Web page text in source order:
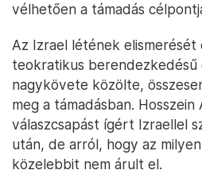
vélhetően a támadás
Az Izrael létének elismerését
teokratikus berendezkedésű
nagykövete közölte,
meg a támadásban.
válaszcsapást ígért Izraellel
után, de arról, hogy az
közelebbit nem árult el.